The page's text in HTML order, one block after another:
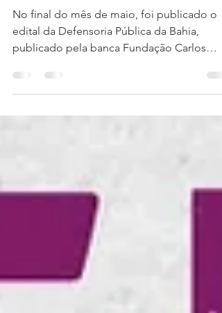
Defensoria Pública da
Bahia!
No final do mês de maio, foi publicado o
Chagas (FCC). A...